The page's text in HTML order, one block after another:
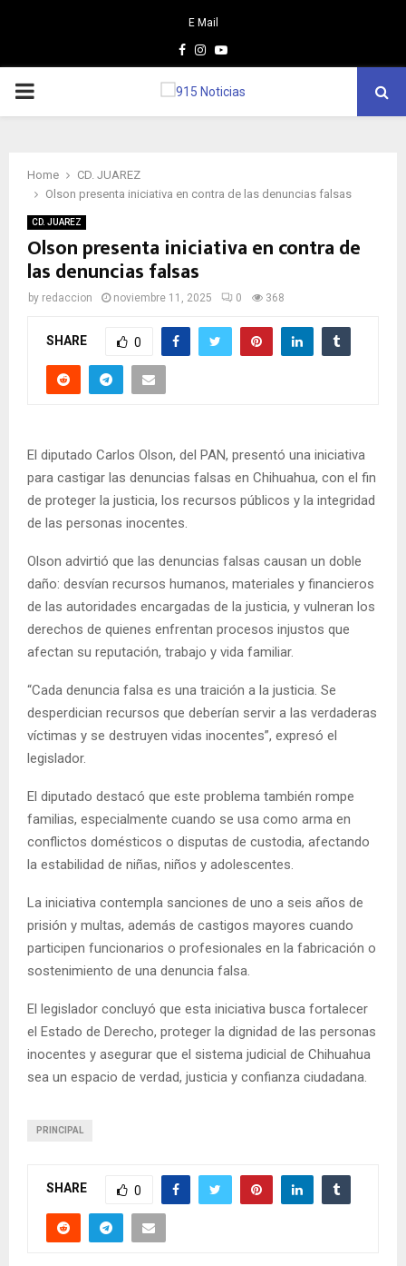
E Mail
Facebook
Instagram
Youtube
PRIMARY
Home
CD. JUAREZ
Olson presenta iniciativa en contra de las denuncias falsas
CD. JUAREZ
Olson presenta iniciativa en contra de
las denuncias falsas
by redaccion noviembre 11, 2025 0 368
SHARE 0
El diputado Carlos Olson, del PAN, presentó una iniciativa
para castigar las denuncias falsas en Chihuahua, con el fin
de proteger la justicia, los recursos públicos y la integridad
de las personas inocentes.
Olson advirtió que las denuncias falsas causan un doble
daño: desvían recursos humanos, materiales y financieros
de las autoridades encargadas de la justicia, y vulneran los
derechos de quienes enfrentan procesos injustos que
afectan su reputación, trabajo y vida familiar.
“Cada denuncia falsa es una traición a la justicia. Se
desperdician recursos que deberían servir a las verdaderas
víctimas y se destruyen vidas inocentes”, expresó el
legislador.
El diputado destacó que este problema también rompe
familias, especialmente cuando se usa como arma en
conflictos domésticos o disputas de custodia, afectando
la estabilidad de niñas, niños y adolescentes.
La iniciativa contempla sanciones de uno a seis años de
prisión y multas, además de castigos mayores cuando
participen funcionarios o profesionales en la fabricación o
sostenimiento de una denuncia falsa.
El legislador concluyó que esta iniciativa busca fortalecer
el Estado de Derecho, proteger la dignidad de las personas
inocentes y asegurar que el sistema judicial de Chihuahua
sea un espacio de verdad, justicia y confianza ciudadana.
PRINCIPAL
SHARE 0